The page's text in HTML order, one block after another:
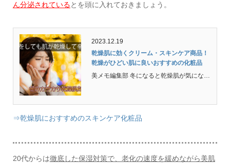
ん分泌されているとを頭に入れておきましょう。
2023.12.19
乾燥肌に効くクリーム・スキンケア商品！
乾燥がひどい肌に良いおすすめの化粧品
⇒乾燥肌におすすめのスキンケア化粧品
20代からは徹底した保湿対策で、老化の速度を緩めながら美肌